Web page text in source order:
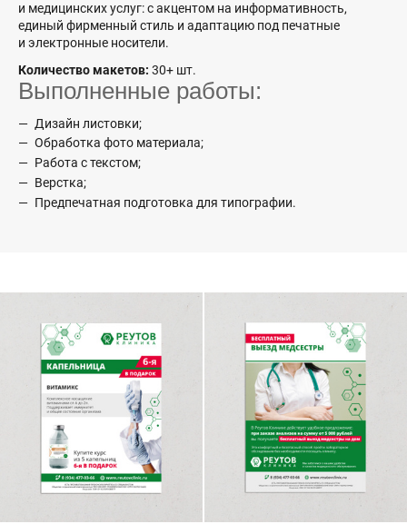
и медицинских услуг: с акцентом на информативность,
единый фирменный стиль и адаптацию под печатные
и электронные носители.
Количество макетов: 30+ шт.
Выполненные работы:
Дизайн листовки;
Обработка фото материала;
Работа с текстом;
Верстка;
Предпечатная подготовка для типографии.